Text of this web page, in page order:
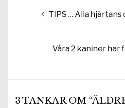
Inläggsnavigering
Föregående
TIPS … Alla hjärtans
Nästa
Våra 2 kaniner har
3 TANKAR OM